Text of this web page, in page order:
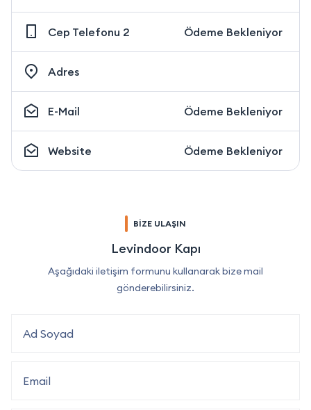
Cep Telefonu 2 Ödeme Bekleniyor
Adres
E-Mail Ödeme Bekleniyor
Website Ödeme Bekleniyor
BİZE ULAŞIN
Levindoor Kapı
Aşağıdaki iletişim formunu kullanarak bize mail
gönderebilirsiniz.